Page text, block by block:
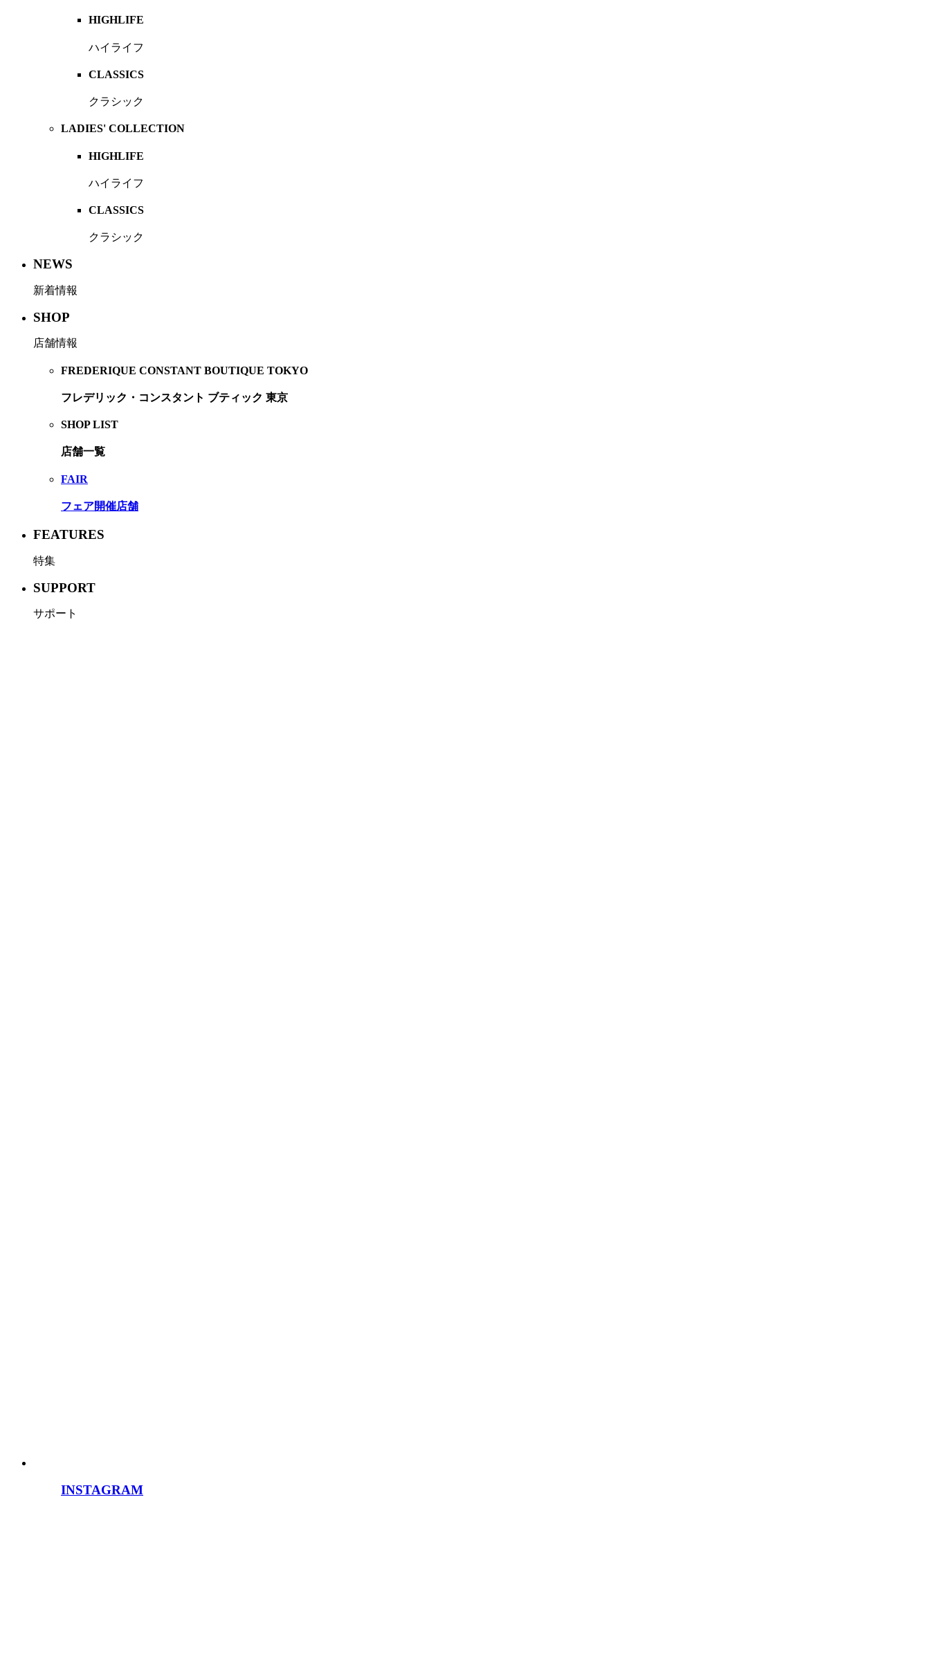
HIGHLIFE
ハイライフ
CLASSICS
クラシック
LADIES' COLLECTION
HIGHLIFE
ハイライフ
CLASSICS
クラシック
NEWS
新着情報
SHOP
店舗情報
FREDERIQUE CONSTANT BOUTIQUE TOKYO
フレデリック・コンスタント ブティック 東京
SHOP LIST
店舗一覧
FAIR
フェア開催店舗
FEATURES
特集
SUPPORT
サポート
INSTAGRAM